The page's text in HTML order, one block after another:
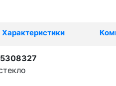
Характеристики